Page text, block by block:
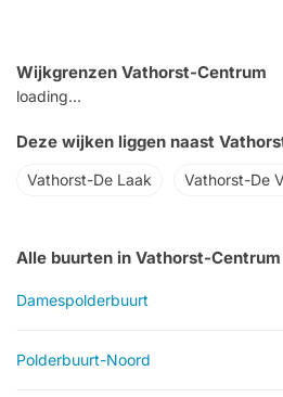
Wijkgrenzen Vathorst-Centrum
loading...
Deze wijken liggen naast
Vathorst-De Laak Vathorst-De
Alle buurten in Vathorst-Centrum
Damespolderbuurt
Polderbuurt-Noord